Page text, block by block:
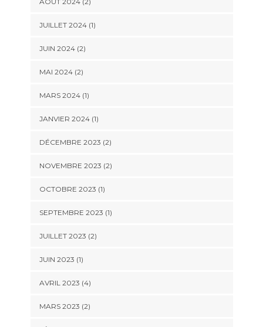
JUILLET 2024(1)
JUIN 2024(2)
MAI 2024(2)
MARS 2024(1)
JANVIER 2024(1)
DÉCEMBRE 2023 (2)
NOVEMBRE 2023 (2)
OCTOBRE 2023 (1)
SEPTEMBRE 2023 (1)
JUILLET 2023 (2)
JUIN 2023 (1)
AVRIL 2023 (4)
MARS 2023 (2)